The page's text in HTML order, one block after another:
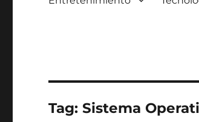
Tag:Sistema